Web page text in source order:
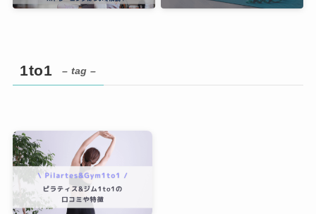
1to1 – tag –